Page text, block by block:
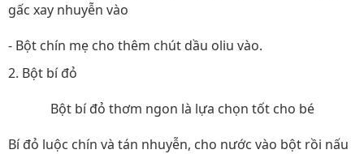
gấc xay nhuyễn vào
- Bột chín mẹ cho thêm chút dầu oliu vào.
2. Bột bí đỏ
Bột bí đỏ thơm ngon là lựa chọn tốt cho bé
Bí đỏ luộc chín và tán nhuyễn, cho nước vào bột rồi nấu